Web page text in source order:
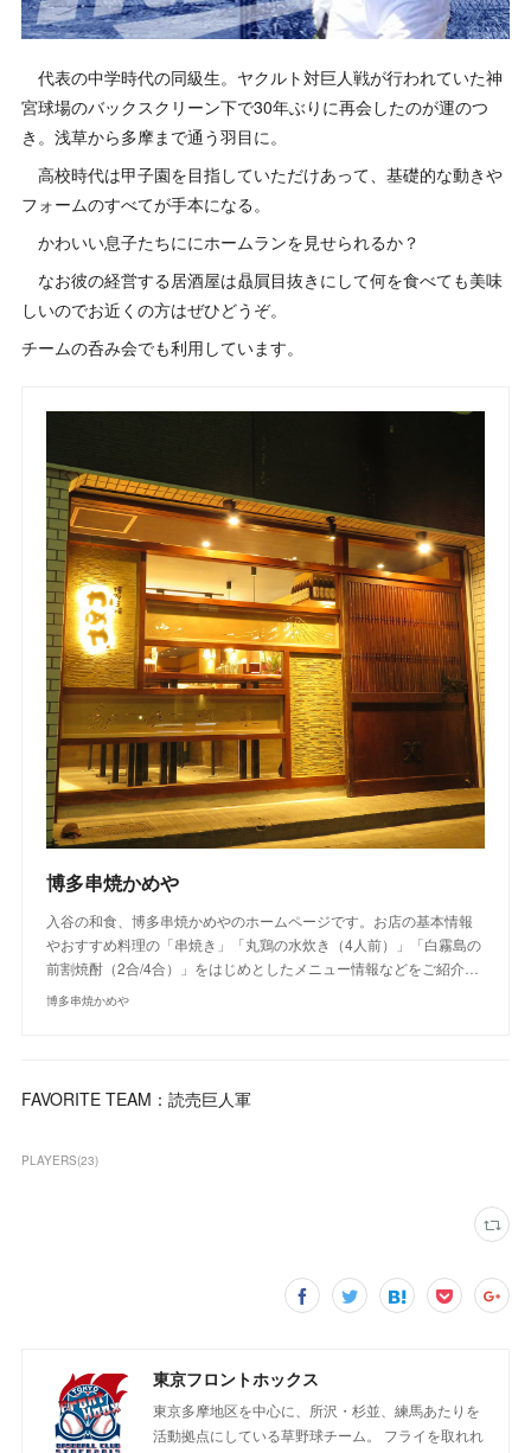
代表の中学時代の同級生。ヤクルト対巨人戦が行われていた神
宮球場のバックスクリーン下で30年ぶりに再会したのが運のつ
き。浅草から多摩まで通う羽目に。
高校時代は甲子園を目指していただけあって、基礎的な動きや
フォームのすべてが手本になる。
かわいい息子たちににホームランを見せられるか？
なお彼の経営する居酒屋は贔屓目抜きにして何を食べても美味
しいのでお近くの方はぜひどうぞ。
チームの呑み会でも利用しています。
博多串焼かめや
入谷の和食、博多串焼かめやのホームページです。お店の基本情報
やおすすめ料理の「串焼き」「丸鶏の水炊き（4人前）」「白霧島の
前割焼酎（2合/4合）」をはじめとしたメニュー情報などをご紹介…
博多串焼かめや
FAVORITE TEAM：読売巨人軍
PLAYERS(23)
東京フロントホックス
東京多摩地区を中心に、所沢・杉並、練馬あたりを
活動拠点にしている草野球チーム。 フライを取れれ